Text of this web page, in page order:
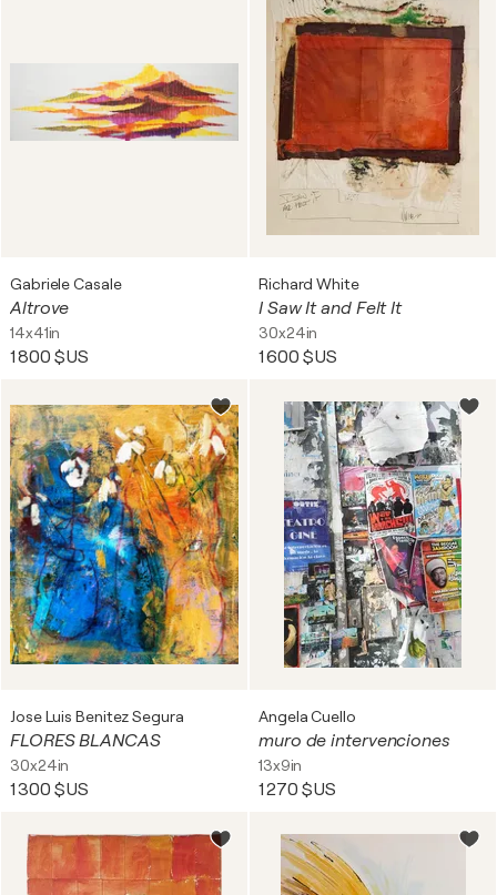
Gabriele Casale
Altrove
14x41in
1 800 $US
Richard White
I Saw It and Felt It
30x24in
1 600 $US
Jose Luis Benitez Segura
FLORES BLANCAS
30x24in
1 300 $US
Angela Cuello
muro de intervenciones
13x9in
1 270 $US